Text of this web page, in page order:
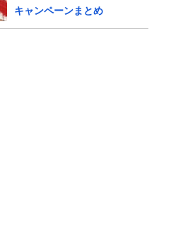
キャンペーンまとめ